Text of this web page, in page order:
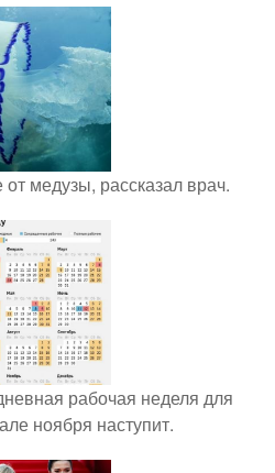
медузы, рассказал врач.
рабочая неделя для
ноября наступит.